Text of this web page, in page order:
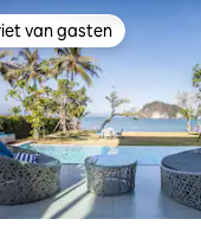
van gasten
van gasten